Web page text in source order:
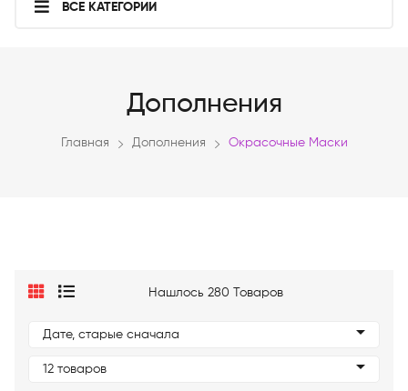
ВСЕ КАТЕГОРИИ
Дополнения
Главная Дополнения Окрасочные Маски
Нашлось 280 Товаров
Дате, старые сначала
12 товаров